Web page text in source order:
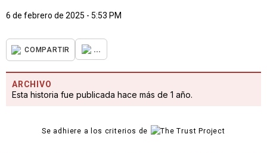
6 de febrero de 2025 - 5:53 PM
COMPARTIR ...
ARCHIVO
Esta historia fue publicada hace más de 1 año.
Se adhiere a los criterios de